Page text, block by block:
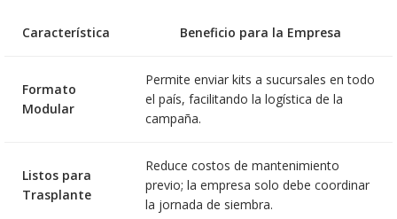
Característica Beneficio para la Empresa
Formato
Modular
Permite enviar kits a sucursales en todo
el país, facilitando la logística de la
campaña.
Listos para
Trasplante
Reduce costos de mantenimiento
previo; la empresa solo debe coordinar
la jornada de siembra.